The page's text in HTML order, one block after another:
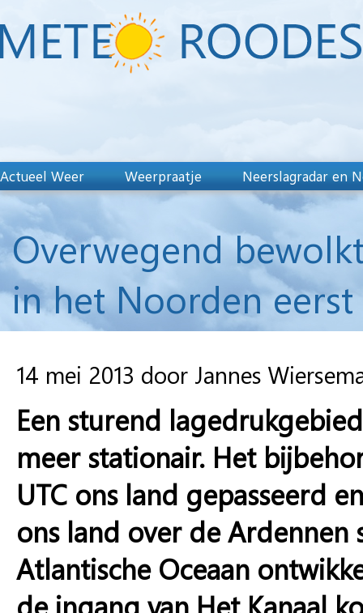
Actueel Weer Weerpraatje Neerslagradar en
Overwegend
in het Noorden eerst
14 mei 2013 door Jannes
Een sturend
meer stationair. Het
UTC ons land gepasseerd
ons land over de
Atlantische Oceaan